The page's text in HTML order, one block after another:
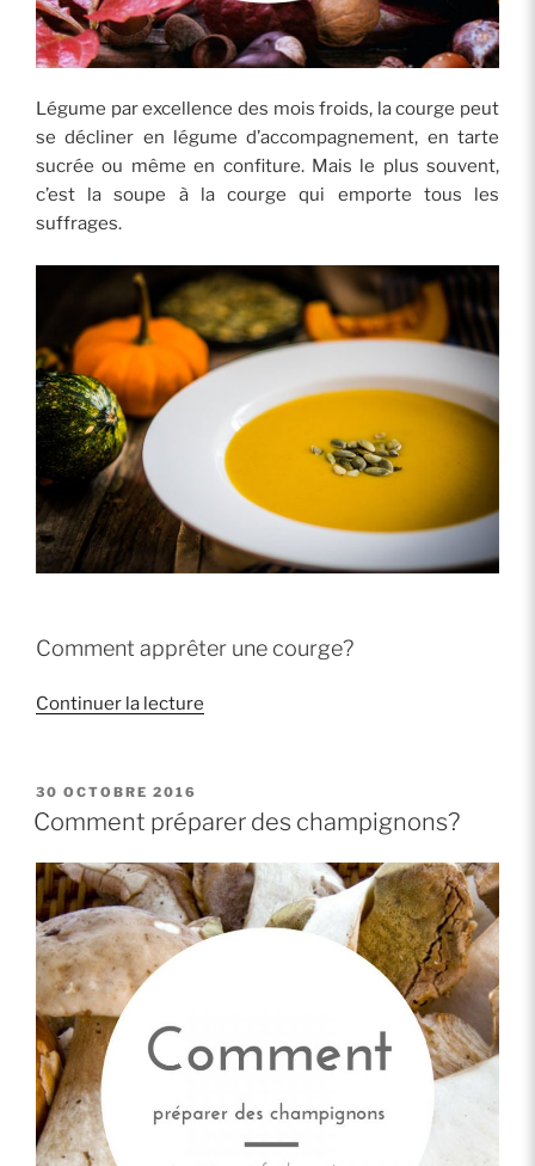
Légume par excellence des mois froids, la courge peut
se décliner en légume d’accompagnement, en tarte
sucrée ou même en confiture. Mais le plus souvent,
c’est la soupe à la courge qui emporte tous les
suffrages.
Comment apprêter une courge?
Continuer la lecture
soupe
la
courge? »
PUBLIÉ
LE
30 OCTOBRE 2016
Comment préparer des champignons?